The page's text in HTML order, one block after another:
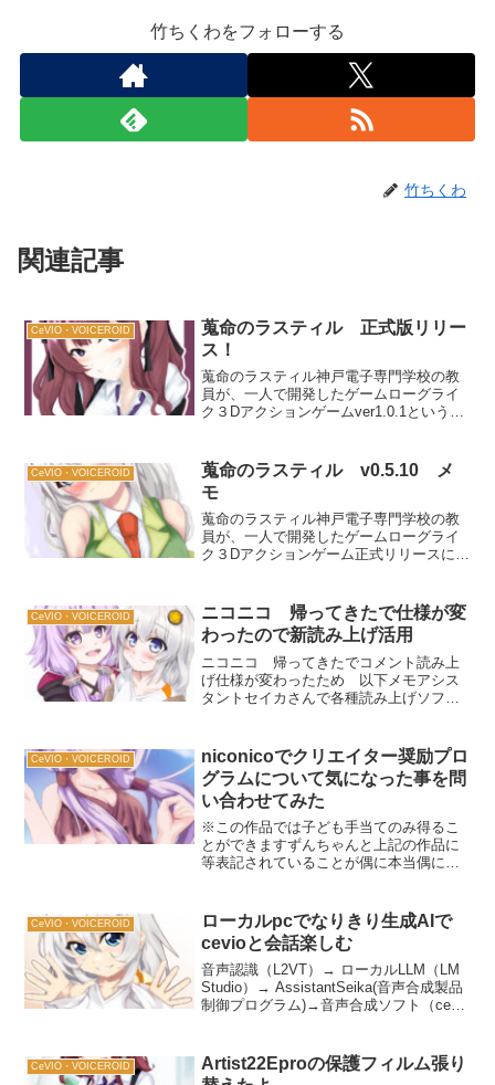
竹ちくわをフォローする
竹ちくわ
関連記事
CeVIO・VOICEROID
蒐命のラスティル 正式版リリー
ス！
蒐命のラスティル神戸電子専門学校の教
員が、一人で開発したゲームローグライ
ク３Dアクションゲームver1.0.1というわ
で・・・セーブデータございません。
皆々様もPCを...
CeVIO・VOICEROID
蒐命のラスティル v0.5.10 メ
モ
蒐命のラスティル神戸電子専門学校の教
員が、一人で開発したゲームローグライ
ク３Dアクションゲーム正式リリースによ
鎧って描かれてる装備なし戦装束 物
理50...
CeVIO・VOICEROID
ニコニコ 帰ってきたで仕様が変
わったので新読み上げ活用
ニコニコ 帰ってきたでコメント読み上
げ仕様が変わったため 以下メモアシス
タントセイカさんで各種読み上げソフト
22で棒読みちゃんみたい...
CeVIO・VOICEROID
niconicoでクリエイター奨励プロ
グラムについて気になった事を問
い合わせてみた
※この作品では子ども手当てのみ得るこ
とができますずんちゃんと上記の作品に
等表記されていることが偶に本当偶にあ
この作品では子ども手当てのみ得ること
ができます」と表記をされ...
CeVIO・VOICEROID
ローカルpcでなりきり生成AIで
cevioと会話楽しむ
音声認識（L2VT）→ ローカルLLM（LM
Studio）→ AssistantSeika(音声合成製品
制御プログラム)→音声合成ソフト（cevio
音声で答えてく...
CeVIO・VOICEROID
Artist22Eproの保護フィルム張り